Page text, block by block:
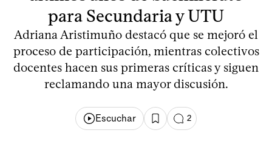
para Secundaria y UTU
Adriana Aristimuño destacó que se mejoró el
proceso de participación, mientras colectivos
docentes hacen sus primeras críticas y siguen
reclamando una mayor discusión.
Escuchar 2